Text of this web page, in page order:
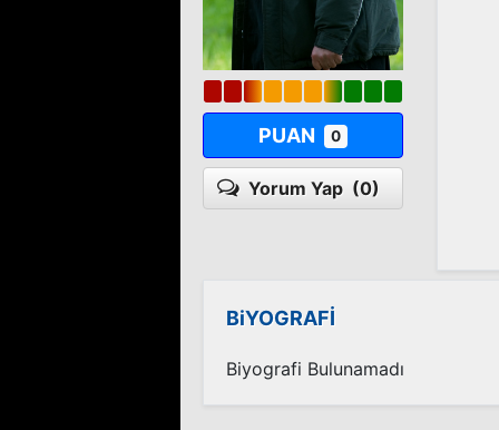
PUAN 0
Yorum Yap (0)
BiYOGRAFİ
Biyografi Bulunamadı